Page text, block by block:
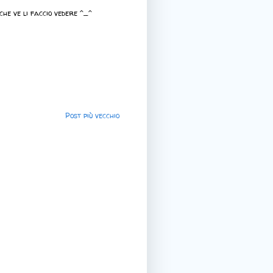
ve li faccio vedere ^_^
Post più vecchio